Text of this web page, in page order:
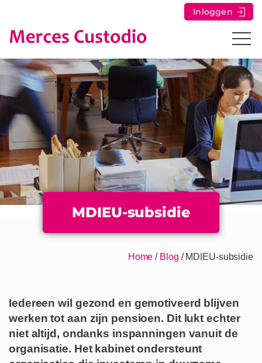
Inloggen
MDIEU-subsidie
Home / Blog / MDIEU-subsidie
Iedereen wil gezond en gemotiveerd blijven
werken tot aan zijn pensioen. Dit lukt echter
niet altijd, ondanks inspanningen vanuit de
organisatie. Het kabinet ondersteunt